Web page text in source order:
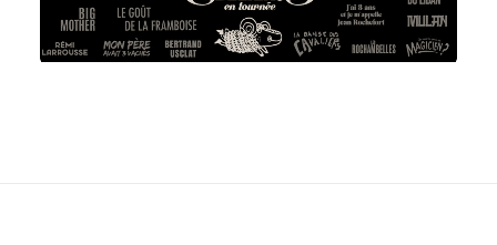
TOUS NOS SPECTACLES EN TOURNÉE